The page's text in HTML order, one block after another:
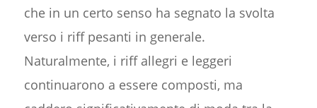
che in un certo senso ha segnato la svolta
verso i riff pesanti in generale.
Naturalmente, i riff allegri e leggeri
continuarono a essere composti, ma